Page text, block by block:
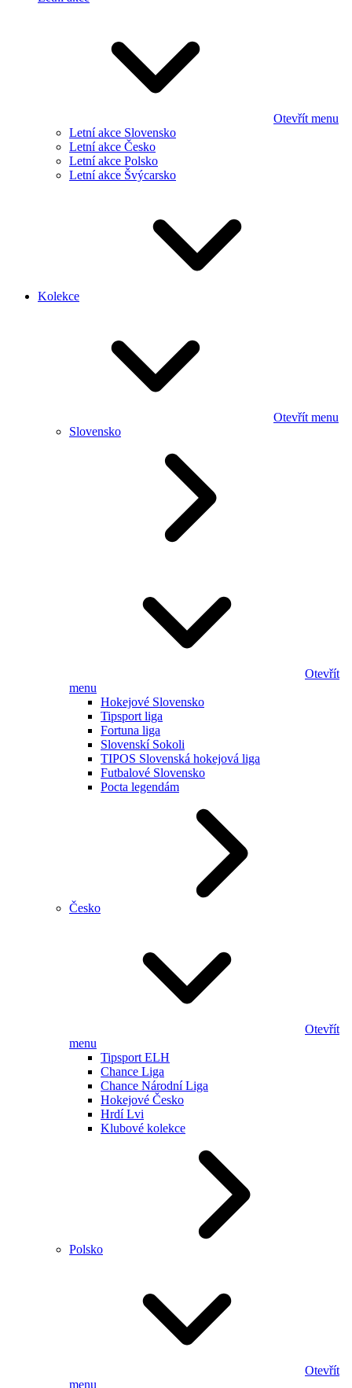
Otevřít menu
Letní akce Slovensko
Letní akce Česko
Letní akce Polsko
Letní akce Švýcarsko
Kolekce
Otevřít menu
Slovensko
Otevřít
menu
Hokejové Slovensko
Tipsport liga
Fortuna liga
Slovenskí Sokoli
TIPOS Slovenská hokejová liga
Futbalové Slovensko
Pocta legendám
Česko
Otevřít
menu
Tipsport ELH
Chance Liga
Chance Národní Liga
Hokejové Česko
Hrdí Lvi
Klubové kolekce
Polsko
Otevřít
menu